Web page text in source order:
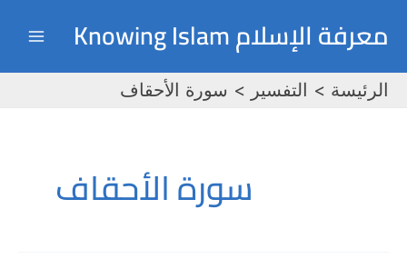
المحتوىمعرفة الإسلام Knowing Islam
الرئيسة التفسير سورة الأحقاف
سورة الأحقاف